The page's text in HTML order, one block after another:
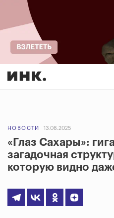
НОВОСТИ 13.08.2025
«Глаз Сахары»:
загадочная
которую видно